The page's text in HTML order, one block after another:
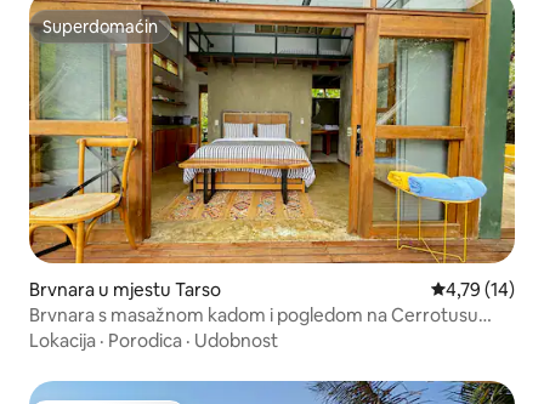
Superdomaćin
Superdomaćin
Brvnara u mjestu Tarso Prosječna
4,79 (14)
Brvnara s masažnom kadom i pogledom na Cerrotusu
(Venecija)
Lokacija · Porodica · Udobnost